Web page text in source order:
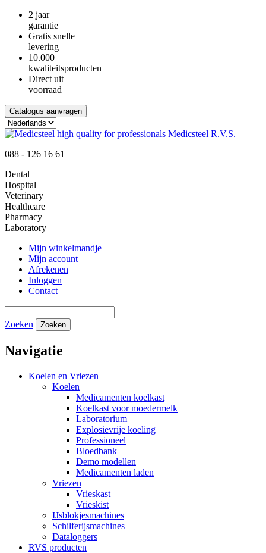
2 jaar
garantie
Gratis snelle
levering
10.000
kwaliteitsproducten
Direct uit
voorraad
Catalogus aanvragen
088 - 126 16 61
Dental
Hospital
Veterinary
Healthcare
Pharmacy
Laboratory
Mijn winkelmandje
Mijn account
Afrekenen
Inloggen
Contact
Zoeken Zoeken
Navigatie
Koelen en Vriezen
Koelen
Medicamenten koelkast
Koelkast voor moedermelk
Laboratorium
Explosievrije koeling
Professioneel
Bloedbank
Demo modellen
Medicamenten laden
Vriezen
Vrieskast
Vrieskist
IJsblokjesmachines
Schilferijsmachines
Dataloggers
RVS producten